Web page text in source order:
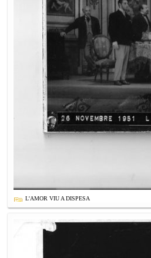
L'AMOR VIU A DISPESA